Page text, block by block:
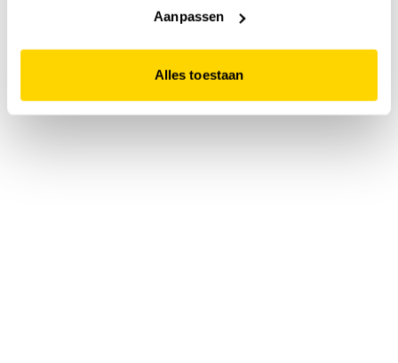
website niet optimaal functioneert.
Aanpassen
Alles toestaan